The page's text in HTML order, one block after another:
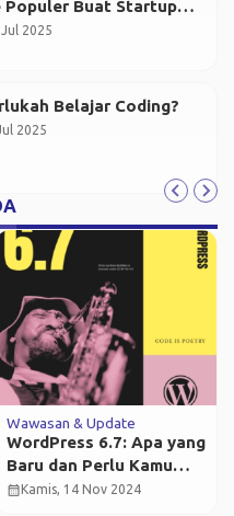
Populer Buat Startup
2025
Belajar Coding?
2025
Wawasan & Update
WordPress 6.7: Apa yang
Baru dan Perlu Kamu
Tahu?
calendar_month Kamis, 14 Nov 2024